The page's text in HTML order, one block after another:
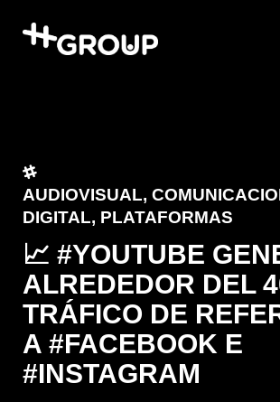
AUDIOVISUAL,
DIGITAL, PLATAFORMAS
📈 #YOUTUBE
ALREDEDOR DEL
TRÁFICO DE
A #FACEBOOK E
#INSTAGRAM